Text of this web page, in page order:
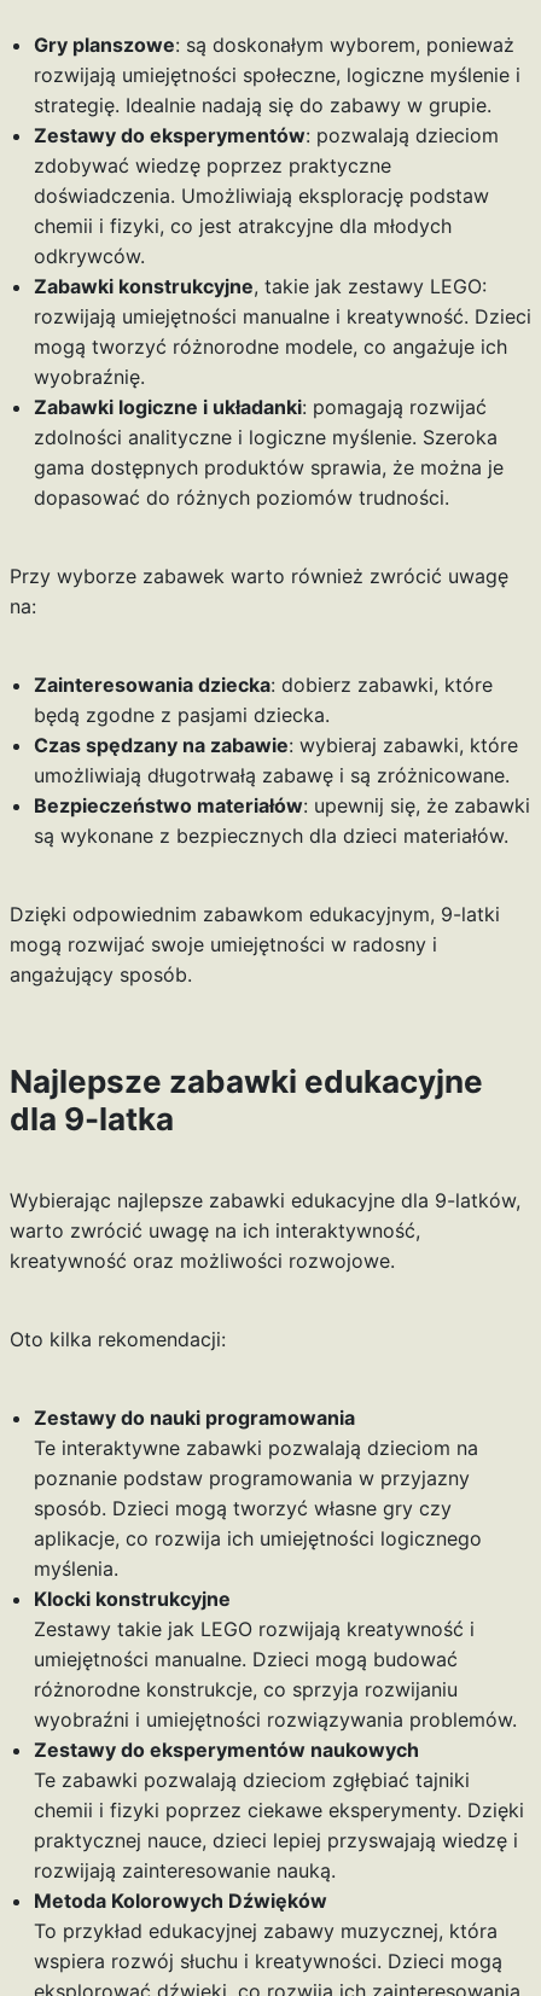
Gry planszowe: są doskonałym wyborem, ponieważ
rozwijają umiejętności społeczne, logiczne myślenie i
strategię. Idealnie nadają się do zabawy w grupie.
Zestawy do eksperymentów: pozwalają dzieciom
zdobywać wiedzę poprzez praktyczne
doświadczenia. Umożliwiają eksplorację podstaw
chemii i fizyki, co jest atrakcyjne dla młodych
odkrywców.
Zabawki konstrukcyjne, takie jak zestawy LEGO:
rozwijają umiejętności manualne i kreatywność. Dzieci
mogą tworzyć różnorodne modele, co angażuje ich
wyobraźnię.
Zabawki logiczne i układanki: pomagają rozwijać
zdolności analityczne i logiczne myślenie. Szeroka
gama dostępnych produktów sprawia, że można je
dopasować do różnych poziomów trudności.
Przy wyborze zabawek warto również zwrócić uwagę
na:
Zainteresowania dziecka: dobierz zabawki, które
będą zgodne z pasjami dziecka.
Czas spędzany na zabawie: wybieraj zabawki, które
umożliwiają długotrwałą zabawę i są zróżnicowane.
Bezpieczeństwo materiałów: upewnij się, że zabawki
są wykonane z bezpiecznych dla dzieci materiałów.
Dzięki odpowiednim zabawkom edukacyjnym, 9-latki
mogą rozwijać swoje umiejętności w radosny i
angażujący sposób.
Najlepsze zabawki edukacyjne
dla 9-latka
Wybierając najlepsze zabawki edukacyjne dla 9-latków,
warto zwrócić uwagę na ich interaktywność,
kreatywność oraz możliwości rozwojowe.
Oto kilka rekomendacji:
Zestawy do nauki programowania
Te interaktywne zabawki pozwalają dzieciom na
poznanie podstaw programowania w przyjazny
sposób. Dzieci mogą tworzyć własne gry czy
aplikacje, co rozwija ich umiejętności logicznego
myślenia.
Klocki konstrukcyjne
Zestawy takie jak LEGO rozwijają kreatywność i
umiejętności manualne. Dzieci mogą budować
różnorodne konstrukcje, co sprzyja rozwijaniu
wyobraźni i umiejętności rozwiązywania problemów.
Zestawy do eksperymentów naukowych
Te zabawki pozwalają dzieciom zgłębiać tajniki
chemii i fizyki poprzez ciekawe eksperymenty. Dzięki
praktycznej nauce, dzieci lepiej przyswajają wiedzę i
rozwijają zainteresowanie nauką.
Metoda Kolorowych Dźwięków
To przykład edukacyjnej zabawy muzycznej, która
wspiera rozwój słuchu i kreatywności. Dzieci mogą
eksplorować dźwięki, co rozwija ich zainteresowania